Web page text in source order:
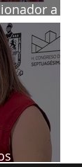
a